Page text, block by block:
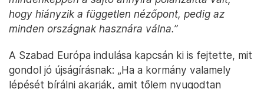
hogy hiányzik a független nézőpont, pedig az
minden országnak hasznára válna.”
A Szabad Európa indulása kapcsán ki is fejtette, mit
gondol jó újságírásnak: „Ha a kormány valamely
lépését bírálni akarják, amit tőlem nyugodtan